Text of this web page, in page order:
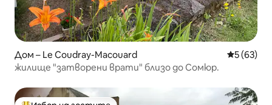
Дом – Le Coudray-Macouard Средна
5 (63)
жилище "затворени врати" близо до Сомюр.